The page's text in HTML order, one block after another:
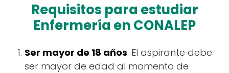
Requisitos para estudiar
Enfermería en CONALEP
Ser mayor de 18 años: El aspirante debe
ser mayor de edad al momento de